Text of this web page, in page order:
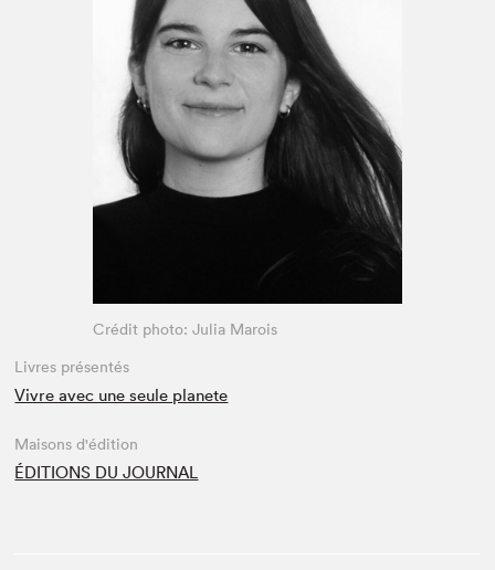
Espace médias
Crédit photo: Julia Marois
Livres présentés
Vivre avec une seule planete
Maisons d'édition
ÉDITIONS DU JOURNAL